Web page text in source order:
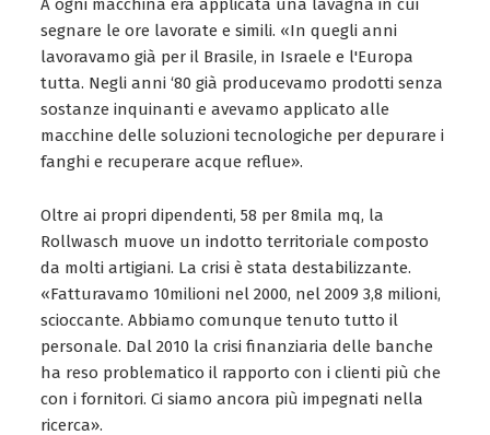
A ogni macchina era applicata una lavagna in cui
segnare le ore lavorate e simili. «In quegli anni
lavoravamo già per il Brasile, in Israele e l'Europa
tutta. Negli anni ‘80 già producevamo prodotti senza
sostanze inquinanti e avevamo applicato alle
macchine delle soluzioni tecnologiche per depurare i
fanghi e recuperare acque reflue».
Oltre ai propri dipendenti, 58 per 8mila mq, la
Rollwasch muove un indotto territoriale composto
da molti artigiani. La crisi è stata destabilizzante.
«Fatturavamo 10milioni nel 2000, nel 2009 3,8 milioni,
scioccante. Abbiamo comunque tenuto tutto il
personale. Dal 2010 la crisi finanziaria delle banche
ha reso problematico il rapporto con i clienti più che
con i fornitori. Ci siamo ancora più impegnati nella
ricerca».